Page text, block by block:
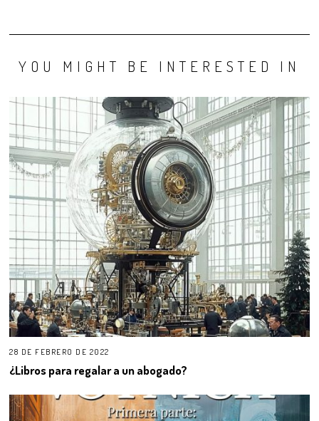
YOU MIGHT BE INTERESTED IN
28 DE FEBRERO DE 2022
¿Libros para regalar a un abogado?